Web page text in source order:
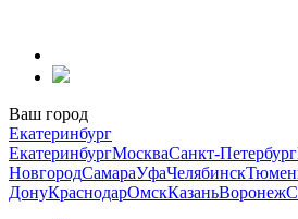
содержанию
Ваш город
Екатеринбург
ЕкатеринбургМоскваСанкт-Петербург
НовгородСамараУфаЧелябинск
ДонуКраснодарОмскКазаньВоронеж